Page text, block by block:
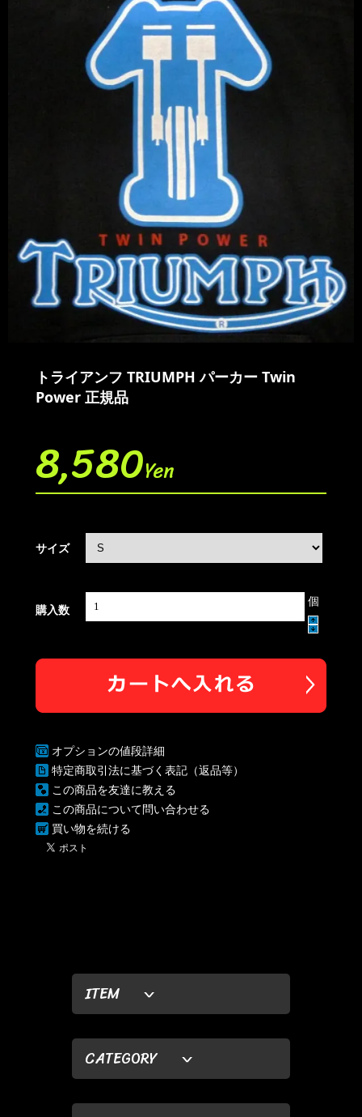
ITEM
CATEGORY
トライアンフ TRIUMPH パーカー Twin
Power 正規品
8,580Yen
サイズ
購入数
個
オプションの値段詳細
特定商取引法に基づく表記（返品等）
この商品を友達に教える
この商品について問い合わせる
買い物を続ける